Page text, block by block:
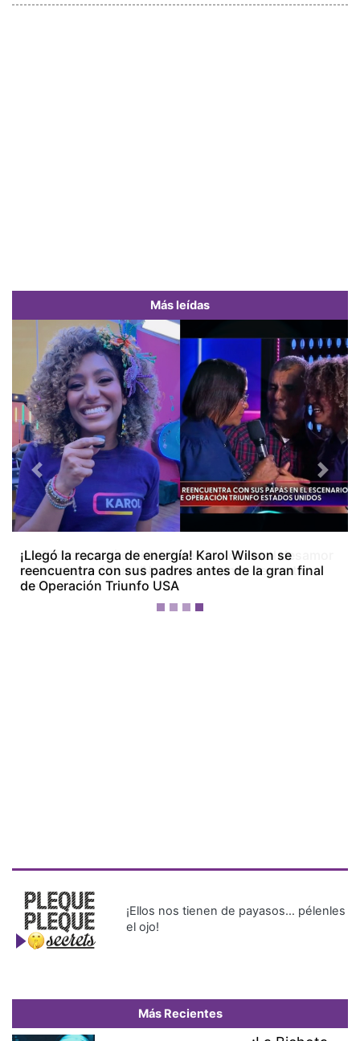
Más leídas
¡La Bichota está dolida! Karol G le canta al desamor
en su nuevo álbum ‘No me arrepiento de sentir
tanto’
Previous Next
¡Ellos nos tienen de payasos… pélenles
el ojo!
Más Recientes